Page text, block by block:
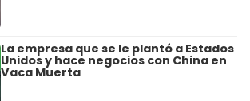
La empresa que se le plantó a Estados
Unidos y hace negocios con China en
Vaca Muerta